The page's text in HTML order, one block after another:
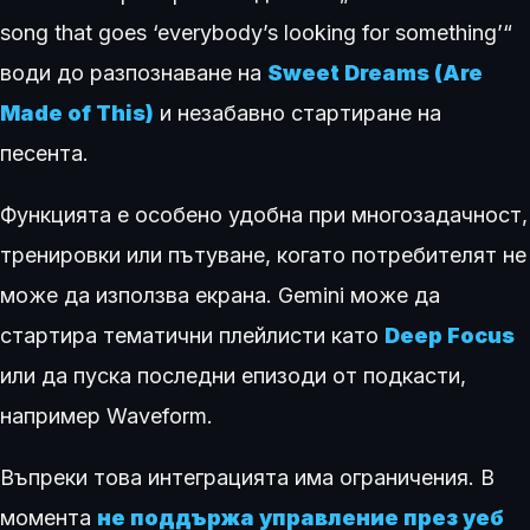
song that goes ‘everybody’s looking for something’“
води до разпознаване на Sweet Dreams (Are
Made of This) и незабавно стартиране на
песента.
Функцията е особено удобна при многозадачност,
тренировки или пътуване, когато потребителят не
може да използва екрана. Gemini може да
стартира тематични плейлисти като Deep Focus
или да пуска последни епизоди от подкасти,
например Waveform.
Въпреки това интеграцията има ограничения. В
момента не поддържа управление през уеб